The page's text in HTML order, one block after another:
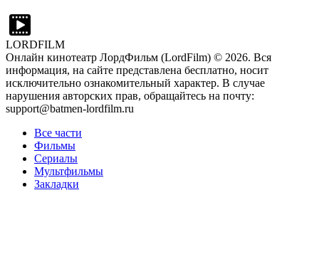
LORDFILM
Онлайн кинотеатр ЛордФильм (LordFilm) © 2026. Вся
информация, на сайте представлена бесплатно, носит
исключительно ознакомительный характер. В случае
нарушения авторских прав, обращайтесь на почту:
support@batmen-lordfilm.ru
Все части
Фильмы
Сериалы
Мультфильмы
Закладки